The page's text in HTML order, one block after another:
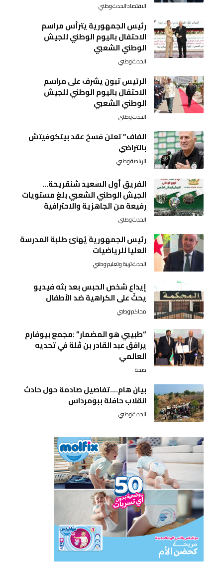
الاقتصادالحدثوطني
رئيس الجمهورية يترأس مراسم
الاحتفال باليوم الوطني للجيش
الوطني الشعبي
الحدثوطني
الرئيس تبون يشرف على مراسم
الاحتفال باليوم الوطني للجيش
الوطني الشعبي
الحدثوطني
الفاف” تعلن فسخ عقد بيتكوفيتش
بالتراضي
الرياضةوطني
الفريق أول السعيد شنقريحة…
الجيش الوطني الشعبي بلغ مستويات
رفيعة من الجاهزية والاحترافية
الحدثوطني
رئيس الجمهورية يُهنئ طلبة المدرسة
العليا للرياضيات
الحدثتربية وتعليموطني
إيداع شخص الحبس بعد بثه فيديو
يحثّ على الكراهية ضد الأطفال
محاكموطني
“طبيبي هو المضمار” :مجمع بيوفارم
يرافق عبد القادر بن ڤلة في تحديه
العالمي
صحة
بيان هام….تفاصيل صادمة حول حادث
انقلاب حافلة ببومرداس
الحدثوطني